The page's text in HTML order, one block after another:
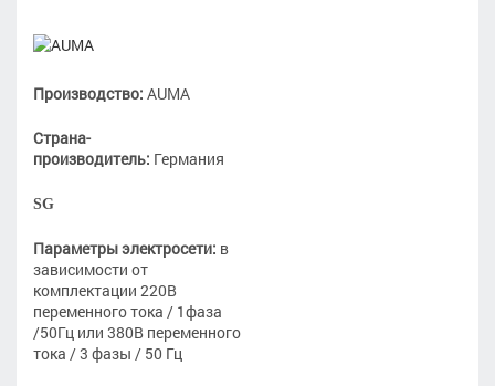
Производство: AUMA
Страна-
производитель: Германия
SG
Параметры электросети: в
зависимости от
комплектации 220В
переменного тока / 1фаза
/50Гц или 380В переменного
тока / 3 фазы / 50 Гц